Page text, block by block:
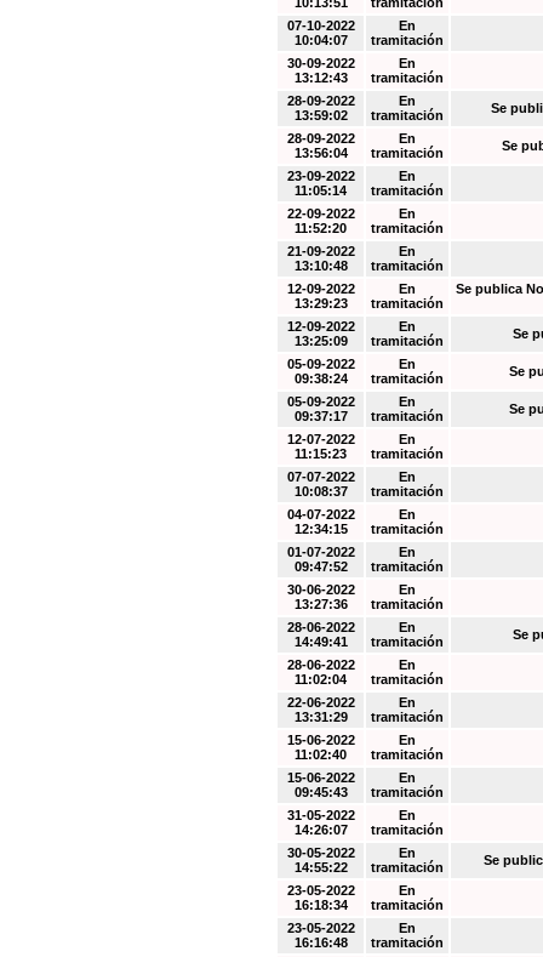
07-10-2022
10:04:07
En
tramitación
30-09-2022
13:12:43
En
tramitación
28-09-2022
13:59:02
En
tramitación
Se
28-09-2022
13:56:04
En
tramitación
Se
23-09-2022
11:05:14
En
tramitación
22-09-2022
11:52:20
En
tramitación
21-09-2022
13:10:48
En
tramitación
12-09-2022
13:29:23
En
tramitación
Se publica
12-09-2022
13:25:09
En
tramitación
Se
05-09-2022
09:38:24
En
tramitación
Se
05-09-2022
09:37:17
En
tramitación
Se
12-07-2022
11:15:23
En
tramitación
07-07-2022
10:08:37
En
tramitación
04-07-2022
12:34:15
En
tramitación
01-07-2022
09:47:52
En
tramitación
30-06-2022
13:27:36
En
tramitación
28-06-2022
14:49:41
En
tramitación
Se
28-06-2022
11:02:04
En
tramitación
22-06-2022
13:31:29
En
tramitación
15-06-2022
11:02:40
En
tramitación
15-06-2022
09:45:43
En
tramitación
31-05-2022
14:26:07
En
tramitación
30-05-2022
14:55:22
En
tramitación
Se
23-05-2022
16:18:34
En
tramitación
23-05-2022
16:16:48
En
tramitación